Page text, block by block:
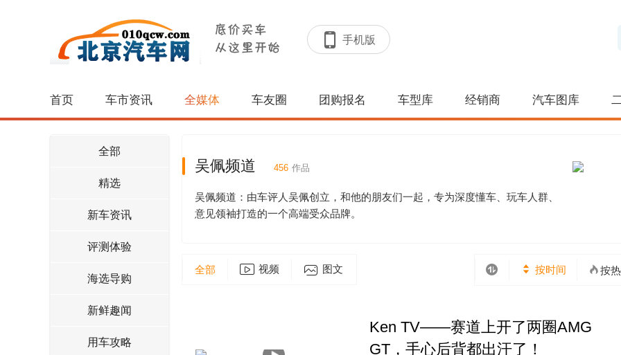
手机版
首页 车市资讯 全媒体 车友圈 团购报名 车型库 经销商 汽车图库
全部
精选
新车资讯
评测体验
海选导购
新鲜趣闻
用车攻略
吴佩频道 456 作品
吴佩频道：由车评人吴佩创立，和他的朋友们一起，专为深度懂车、玩车人群、
意见领袖打造的一个高端受众品牌。
全部 视频 图文 按时间 按
Ken TV——赛道上开了两圈AMG
GT，手心后背都出汗了！